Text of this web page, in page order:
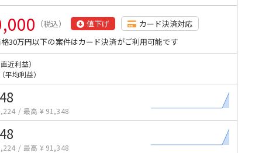
（税込） 値下げ
カード決済対応
30万円以下の案件はカード決済がご利用可能です
直近利益）
（平均利益）
/ 最高 ¥ 91,348
/ 最高 ¥ 91,348